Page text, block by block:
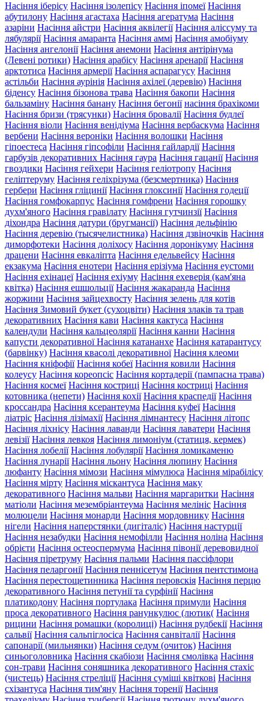
Насіння іберісу Насіння ізолепісу Насіння іпомеї Насіння
абутилону Насіння агастаха Насіння агератума Насіння
азаріни Насіння айстри Насіння аквілегії Насіння аліссуму та
лябулярії Насіння амаранта Насіння аммі Насіння амобіуму
Насіння ангелонії Насіння анемони Насіння антірінума
(Левені ротики) Насіння арабісу Насіння аренарії Насіння
арктотиса Насіння армерії Насіння аспарагусу Насіння
астільби Насіння аурінія Насіння ахілеї (деревію) Насіння
біденсу Насіння бізонова трава Насіння бакопи Насіння
бальзаміну Насіння банану Насіння бегонії насіння брахікоми
Насіння бризи (трясунки) Насіння бровалії Насіння будлеї
Насіння віоли Насіння венідіума Насіння вербаскума Насіння
вербени Насіння вероніки Насіння волошки Насіння
гіпоестеса Насіння гіпсофіли Насіння гайлардії Насіння
гарбузів декоративних Насіння гаура Насіння гацанії Насіння
гвоздики Насіння гейхери Насіння геліотропу Насіння
геліптеруму Насіння геліхрізума (безсмертника) Насіння
гербери Насіння гліцинії Насіння глоксинії Насіння годеції
Насіння гомфокарпус Насіння гомфрени Насіння горошку
духм'яного Насіння гравілату Насіння гутчинзії Насіння
діхондра Насіння датури (бругмансії) Насіння дельфінію
Насіння деревію (тысячелистника) Насіння дзвіночків Насіння
диморфотеки Насіння доліхосу Насіння доронікуму Насіння
драцени Насіння евкаліпта Насіння едельвейсу Насіння
екзакума Насіння енотери Насіння ерізіума Насіння еустоми
Насіння ехінацеї Насіння ехіуму Насіння ехеверія (кам'яна
квітка) Насіння ешшольції Насіння жакаранда Насіння
жоржини Насіння зайцехвосту Насіння зелень для котів
Насіння Зимовий букет (сухоцвіти) Насіння злаків та трав
декоративних Насіння кави Насіння кактуса Насіння
календули Насіння кальцеолярії Насіння канни Насіння
капусти декоративноїНасіння катананхе Насіння катарантусу
(барвінку) Насіння квасолі декоративної Насіння клеоми
Насіння кніфофії Насіння кобеї Насіння ковили Насіння
колеусу Насіння кореопсіс Насіння кортадерії (пампасна трава)
Насіння космеї Насіння костриці Насіння костриці Насіння
котовника (непети) Насіння кохії Насіння краспедії Насіння
кроссандра Насіння ксерантеума Насіння куфеї Насіння
ліатріс Насіння лізімахії Насіння лімнантесу Насіння літопс
Насіння ліхнісу Насіння лаванди Насіння лаватери Насіння
левізії Насіння левкоя Насіння лимоніум (статиця, кермек)
Насіння лобелії Насіння лобулярії Насіння ломикаменю
Насіння лунарії Насіння льону Насіння люпину Насіння
люфанту Насіння мімози Насіння мімулюса Насіння мірабілісу
Насіння мірту Насіння міскантуса Насіння маку
декоративного Насіння мальви Насіння маргаритки Насіння
матіоли Насіння мезембріантеума Насіння мелініс Насіння
молюцели Насіння монарди Насіння мордовнику Насіння
нігели Насіння наперстянки (дигіталіс) Насіння настурції
Насіння незабудки Насіння немофілли Насіння ноліна Насіння
обрієти Насіння остеоспермума Насіння півонії деревовидної
Насіння піретруму Насіння пальми Насіння пассіфлори
Насіння пеларгонії Насіння пеннісетум Насіння пентстимона
Насіння перестощетинника Насіння перовскія Насіння перцю
декоративного Насіння петунії та сурфінії Насіння
платикодону Насіння портулака Насіння примули Насіння
проса декоративного Насіння ранункулюс (лютик( Насіння
рицини Насіння ромашки (королиці) Насіння рудбекії Насіння
сальвії Насіння сальпіглосіса Насіння санвіталії Насіння
сапонарії (мильнянки) Насіння седум (очиток) Насіння
синьоголовника Насіння скабіози Насіння смолівка Насіння
сон-трави Насіння соняшника декоративного Насіння стахіс
(чистець) Насіння стреліції Насіння суміші квіткові Насіння
схізантуса Насіння тим'яну Насіння торенії Насіння